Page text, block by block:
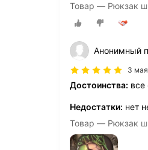
Товар — Рюкзак
Анонимный
3 мая
Достоинства: все
Недостатки: нет
Товар — Рюкзак